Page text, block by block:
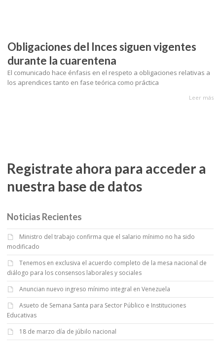
Obligaciones del Inces siguen vigentes
durante la cuarentena
El comunicado hace énfasis en el respeto a obligaciones relativas a
los aprendices tanto en fase teórica como práctica
Leer más
Registrate ahora para acceder a
nuestra base de datos
Noticias Recientes
Ministro del trabajo confirma que el salario mínimo no ha sido
modificado
Tenemos en exclusiva el acuerdo completo de la mesa nacional de
diálogo para los consensos laborales y sociales
Anuncian nuevo ingreso mínimo integral en Venezuela
Asueto de Semana Santa para Sector Público e Instituciones
Educativas
18 de marzo día de júbilo nacional